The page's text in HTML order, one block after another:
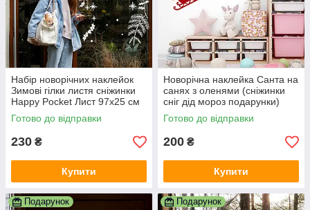
Набір новорічних наклейок
Зимові гілки листя сніжинки
Happy Pocket Лист 97х25 см
Набір 14 шт. матова Білий
Готово до відправки
230 ₴
Купити
Новорічна наклейка Санта на
санях з оленями (сніжинки
сніг дід мороз подарунки)
Набір S 75 см матовий
Червоний
Готово до відправки
200 ₴
Купити
Подарунок Подарунок